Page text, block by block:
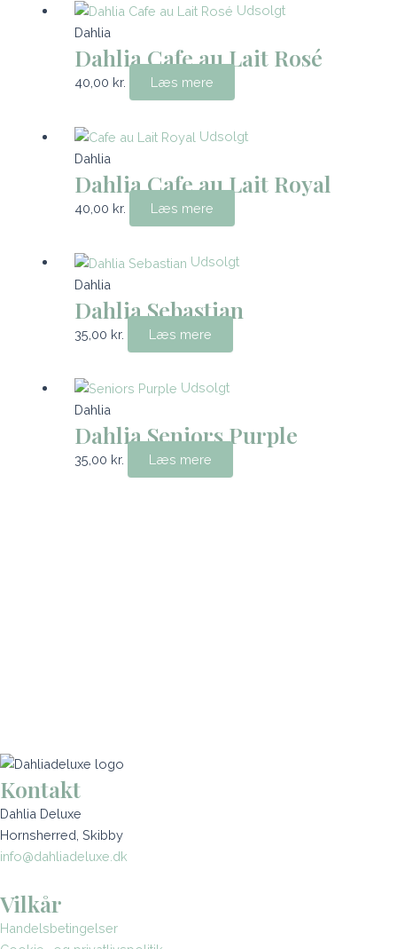
Udsolgt
Dahlia
Dahlia Cafe au Lait Rosé
40,00 kr. Læs mere
Udsolgt
Dahlia
Dahlia Cafe au Lait Royal
40,00 kr. Læs mere
Udsolgt
Dahlia
Dahlia Sebastian
35,00 kr. Læs mere
Udsolgt
Dahlia
Dahlia Seniors Purple
35,00 kr. Læs mere
Kontakt
Dahlia Deluxe
Hornsherred, Skibby
info@dahliadeluxe.dk
Vilkår
Handelsbetingelser